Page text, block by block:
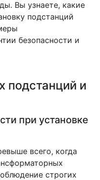
Вы узнаете, какие
подстанций
безопасности и
подстанций и
при установке
всего, когда
строгих